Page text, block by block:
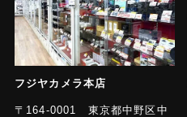
フジヤカメラ本店
〒164-0001 東京都中野区中